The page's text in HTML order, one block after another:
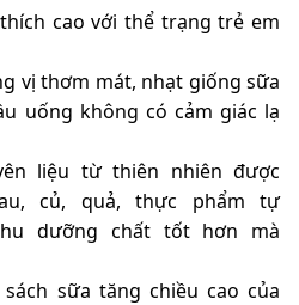
cao với thể trạng trẻ em
vị thơm mát, nhạt giống sữa
uống không có cảm giác lạ
liệu từ thiên nhiên được
củ, quả, thực phẩm tự
dưỡng chất tốt hơn mà
sữa tăng chiều cao của